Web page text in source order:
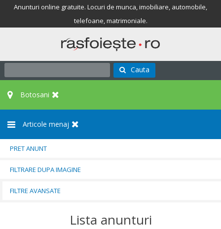
Anunturi online gratuite. Locuri de munca, imobiliare, automobile,
telefoane, matrimoniale.
Cauta
Botosani
Articole menaj
PRET ANUNT
FILTRARE DUPA IMAGINE
FILTRE AVANSATE
Lista anunturi